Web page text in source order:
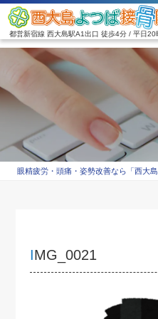
都営新宿線 西大島駅A1出口 徒歩4分 / 平日20
眼精疲労・頭痛・姿勢改善なら「西大
IMG_0021